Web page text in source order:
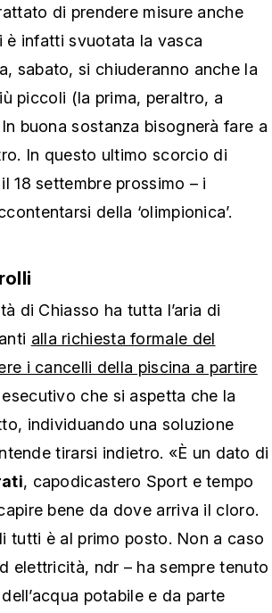
di prendere misure anche
è infatti svuotata la vasca
sabato, si chiuderanno anche la
piccoli (la prima, peraltro, a
buona sostanza bisognerà fare a
In questo ultimo scorcio di
18 settembre prossimo – i
della ‘olimpionica’.
di Chiasso ha tutta l’aria di
alla richiesta formale del
i cancelli della piscina a partire
che si aspetta che la
individuando una soluzione
tirarsi indietro. «È un dato di
, capodicastero Sport e tempo
bene da dove arriva il cloro.
tutti è al primo posto. Non a caso
elettricità, ndr – ha sempre tenuto
potabile e da parte